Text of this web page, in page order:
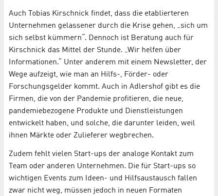
Auch Tobias Kirschnick findet, dass die etablierteren
Unternehmen gelassener durch die Krise gehen, „sich um
sich selbst kümmern“. Dennoch ist Beratung auch für
Kirschnick das Mittel der Stunde. „Wir helfen über
Informationen.“ Unter anderem mit einem Newsletter, der
Wege aufzeigt, wie man an Hilfs-, Förder- oder
Forschungsgelder kommt. Auch in Adlershof gibt es die
Firmen, die von der Pandemie profitieren, die neue,
pandemiebezogene Produkte und Dienstleistungen
entwickelt haben, und solche, die darunter leiden, weil
ihnen Märkte oder Zulieferer wegbrechen.
Zudem fehlt vielen Start-ups der analoge Kontakt zum
Team oder anderen Unternehmen. Die für Start-ups so
wichtigen Events zum Ideen- und Hilfsaustausch fallen
zwar nicht weg, müssen jedoch in neuen Formaten